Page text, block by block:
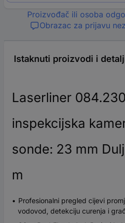
Proizvođač ili osoba
Obrazac za prijavu
Istaknuti proizvodi i
Laserliner
inspekcijska
sonde: 23 mm
m
Profesionalni pregled cijevi
vodovod, detekciju curenja i